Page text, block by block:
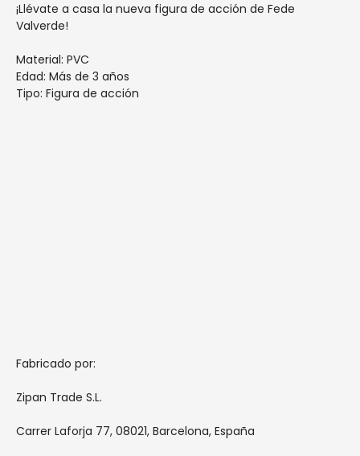
¡Llévate a casa la nueva figura de acción de Fede
Valverde!
Material: PVC
Edad: Más de 3 años
Tipo: Figura de acción
Fabricado por:
Zipan Trade S.L.
Carrer Laforja 77, 08021, Barcelona, España